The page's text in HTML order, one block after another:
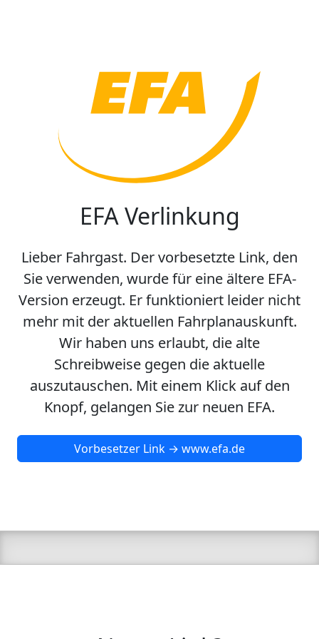
EFA Verlinkung
Lieber Fahrgast. Der vorbesetzte Link, den
Sie verwenden, wurde für eine ältere EFA-
Version erzeugt. Er funktioniert leider nicht
mehr mit der aktuellen Fahrplanauskunft.
Wir haben uns erlaubt, die alte
Schreibweise gegen die aktuelle
auszutauschen. Mit einem Klick auf den
Knopf, gelangen Sie zur neuen EFA.
Vorbesetzer Link → www.efa.de